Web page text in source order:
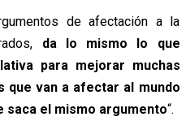
de afectación a la
da lo mismo lo que
para mejorar muchas
que van a afectar al mundo
saca el mismo argumento“.